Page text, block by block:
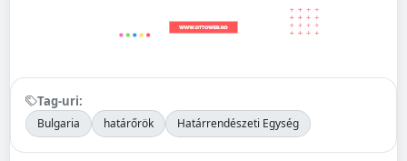
Tag-uri:
Bulgaria határőrök Határrendészeti Egység